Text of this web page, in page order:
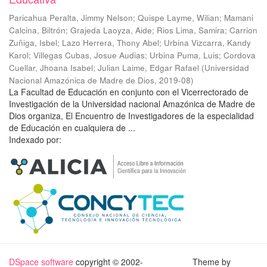
Paricahua Peralta, Jimmy Nelson; Quispe Layme, Wilian; Mamani
Calcina, Biltrón; Grajeda Laoyza, Aide; Rios Lima, Samira; Carrion
Zuñiga, Isbel; Lazo Herrera, Thony Abel; Urbina Vizcarra, Kandy
Karol; Villegas Cubas, Josue Audias; Urbina Puma, Luis; Cordova
Cuellar, Jhoana Isabel; Julian Laime, Edgar Rafael (Universidad
Nacional Amazónica de Madre de Dios, 2019-08)
La Facultad de Educación en conjunto con el Vicerrectorado de
Investigación de la Universidad nacional Amazónica de Madre de
Dios organiza, El Encuentro de Investigadores de la especialidad
de Educación en cualquiera de ...
Indexado por:
DSpace software copyright © 2002- Theme by